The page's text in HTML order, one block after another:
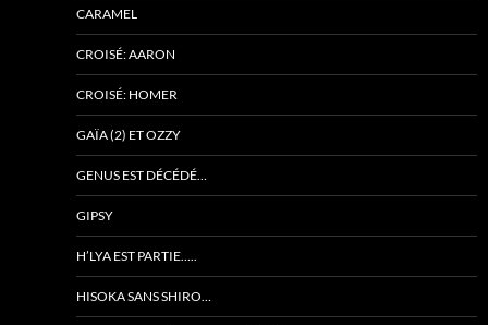
CARAMEL
CROISÉ: AARON
CROISÉ: HOMER
GAÏA (2) ET OZZY
GENUS EST DÉCÉDÉ…
GIPSY
H’LYA EST PARTIE…..
HISOKA SANS SHIRO…